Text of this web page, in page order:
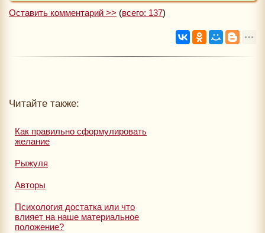
Оставить комментарий >> (всего: 137)
Читайте также:
Как правильно сформулировать
желание
Рыжуля
Авторы
Психология достатка или что
влияет на наше материальное
положение?